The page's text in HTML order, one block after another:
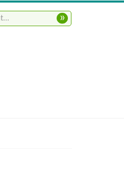
»